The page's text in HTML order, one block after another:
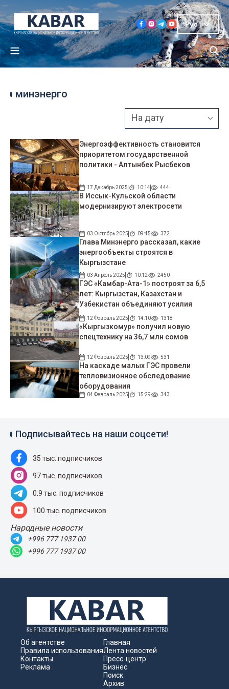
Рус
минэнерго
Энергоэффективность становится
приоритетом государственной
политики - Алтынбек Рысбеков
17 Декабрь 2025 10:14 444
В Иссык-Кульской области
модернизируют электросети
03 Октябрь 2025 09:45 372
Глава Минэнерго рассказал, какие
энергообъекты строятся в
Кыргызстане
03 Апрель 2025 10:12 2450
ГЭС «Камбар-Ата-1» построят за 6,5
лет: Кыргызстан, Казахстан и
Узбекистан объединяют усилия
12 Февраль 2025 14:10 1318
«Кыргызкомур» получил новую
спецтехнику на 36,7 млн сомов
12 Февраль 2025 13:09 531
На каскаде малых ГЭС провели
тепловизионное обследование
оборудования
04 Февраль 2025 15:29 343
Подписывайтесь на наши соцсети!
35 тыс. подписчиков
97 тыс. подписчиков
0.9 тыс. подписчиков
100 тыс. подписчиков
Народные новости
+996 777 1937 00
+996 777 1937 00
Об агентстве
Правила использования
Контакты
Реклама
Главная
Лента новостей
Пресс-центр
Бизнес
Поиск
Архив